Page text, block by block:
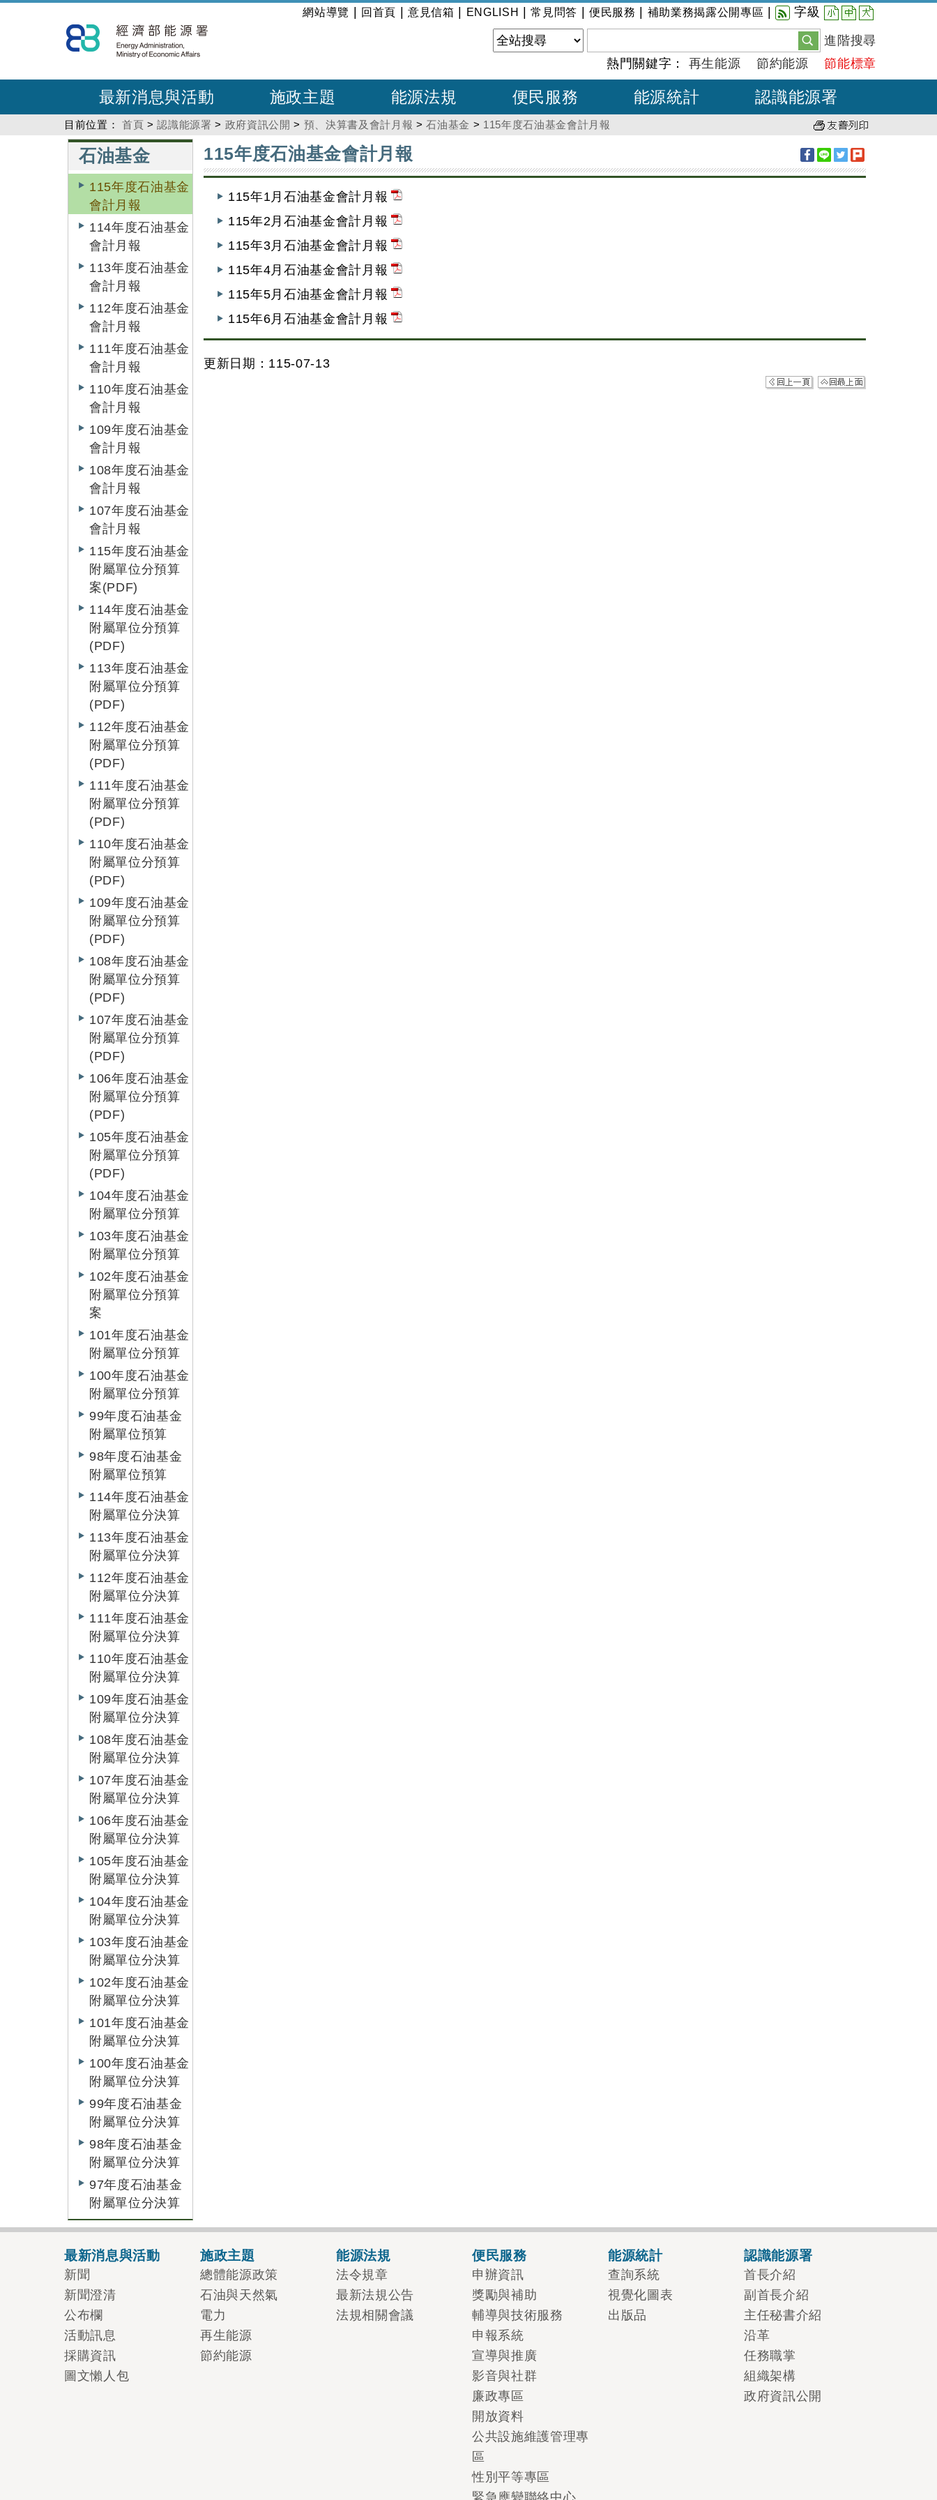
到
主
內
:::
網站導覽 回首頁 意見信箱 ENGLISH |常見問答 便民服務 補助業務揭露公開專區 字級 小 中 大
進階搜尋
熱門關鍵字： 再生能源 節約能源 節能標章
最新消息與活動 施政主題 能源法規 便民服務 能源統計 認識能源署
目前位置： 首頁 >認識能源署 > 政府資訊公開 > 預、決算書及會計月報 >石油基金 > 115年度石油基金會計月報
石油基金
115年度石油基金
會計月報
114年度石油基金
會計月報
113年度石油基金
會計月報
112年度石油基金
會計月報
111年度石油基金
會計月報
110年度石油基金
會計月報
109年度石油基金
會計月報
108年度石油基金
會計月報
107年度石油基金
會計月報
115年度石油基金
附屬單位分預算
案(PDF)
114年度石油基金
附屬單位分預算
(PDF)
113年度石油基金
附屬單位分預算
(PDF)
112年度石油基金
附屬單位分預算
(PDF)
111年度石油基金
附屬單位分預算
(PDF)
110年度石油基金
附屬單位分預算
(PDF)
109年度石油基金
附屬單位分預算
(PDF)
108年度石油基金
附屬單位分預算
(PDF)
107年度石油基金
附屬單位分預算
(PDF)
106年度石油基金
附屬單位分預算
(PDF)
105年度石油基金
附屬單位分預算
(PDF)
104年度石油基金
附屬單位分預算
103年度石油基金
附屬單位分預算
102年度石油基金
附屬單位分預算
案
101年度石油基金
附屬單位分預算
100年度石油基金
附屬單位分預算
99年度石油基金
附屬單位預算
98年度石油基金
附屬單位預算
114年度石油基金
附屬單位分決算
113年度石油基金
附屬單位分決算
112年度石油基金
附屬單位分決算
111年度石油基金
附屬單位分決算
110年度石油基金
附屬單位分決算
109年度石油基金
附屬單位分決算
108年度石油基金
附屬單位分決算
107年度石油基金
附屬單位分決算
106年度石油基金
附屬單位分決算
105年度石油基金
附屬單位分決算
104年度石油基金
附屬單位分決算
103年度石油基金
附屬單位分決算
102年度石油基金
附屬單位分決算
101年度石油基金
附屬單位分決算
100年度石油基金
附屬單位分決算
99年度石油基金
附屬單位分決算
98年度石油基金
附屬單位分決算
97年度石油基金
附屬單位分決算
115年度石油基金會計月報
115年1月石油基金會計月報
115年2月石油基金會計月報
115年3月石油基金會計月報
115年4月石油基金會計月報
115年5月石油基金會計月報
115年6月石油基金會計月報
更新日期：115-07-13
最新消息與活動
新聞
新聞澄清
公布欄
活動訊息
採購資訊
圖文懶人包
施政主題
總體能源政策
石油與天然氣
電力
再生能源
節約能源
能源法規
法令規章
最新法規公告
法規相關會議
便民服務
申辦資訊
獎勵與補助
輔導與技術服務
申報系統
宣導與推廣
影音與社群
廉政專區
開放資料
公共設施維護管理專
區
性別平等專區
緊急應變聯絡中心
能源統計
查詢系統
視覺化圖表
出版品
認識能源署
首長介紹
副首長介紹
主任秘書介紹
沿革
任務職掌
組織架構
政府資訊公開